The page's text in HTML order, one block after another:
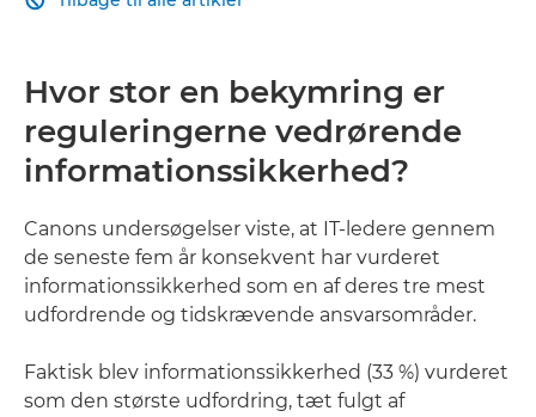
Hvor stor en bekymring er
reguleringerne vedrørende
informationssikkerhed?
Canons undersøgelser viste, at IT-ledere gennem
de seneste fem år konsekvent har vurderet
informationssikkerhed som en af deres tre mest
udfordrende og tidskrævende ansvarsområder.
Faktisk blev informationssikkerhed (33 %) vurderet
som den største udfordring, tæt fulgt af